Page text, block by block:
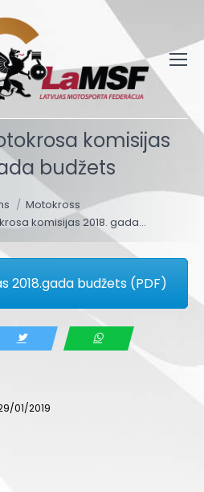
komisijas
budžets
Motokross
komisijas 2018. gada…
2018.gada budžets (PDF)
01/2019